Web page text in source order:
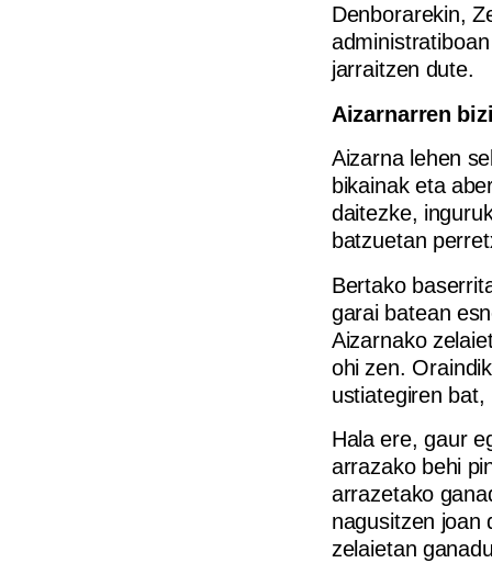
Denborarekin,
jarraitzen dute.
Aizarnarren
Aizarna lehen
bikainak eta
daitezke,
batzuetan
Bertako
garai batean
Aizarnako
ohi zen.
ustiategiren
Hala ere, gaur
arrazako behi
arrazetako
nagusitzen joan
zelaietan